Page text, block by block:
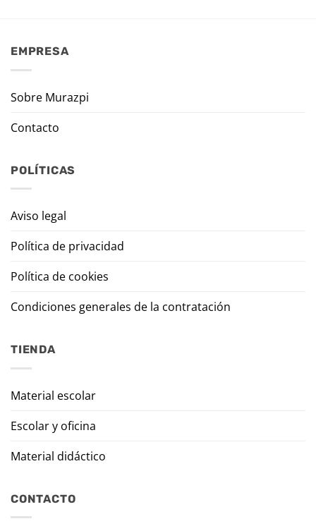
EMPRESA
Sobre Murazpi
Contacto
POLÍTICAS
Aviso legal
Política de privacidad
Política de cookies
Condiciones generales de la contratación
TIENDA
Material escolar
Escolar y oficina
Material didáctico
CONTACTO